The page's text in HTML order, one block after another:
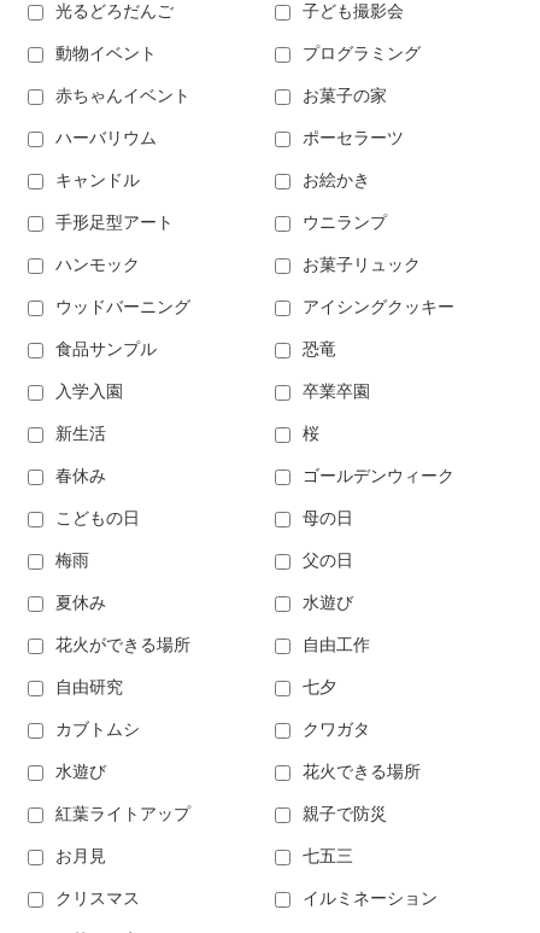
光るどろだんご 子ども撮影会
動物イベント プログラミング
赤ちゃんイベント お菓子の家
ハーバリウム ポーセラーツ
キャンドル お絵かき
手形足型アート ウニランプ
ハンモック お菓子リュック
ウッドバーニング アイシングクッキー
食品サンプル 恐竜
入学入園 卒業卒園
新生活 桜
春休み ゴールデンウィーク
こどもの日 母の日
梅雨 父の日
夏休み 水遊び
花火ができる場所 自由工作
自由研究 七夕
カブトムシ クワガタ
水遊び 花火できる場所
紅葉ライトアップ 親子で防災
お月見 七五三
クリスマス イルミネーション